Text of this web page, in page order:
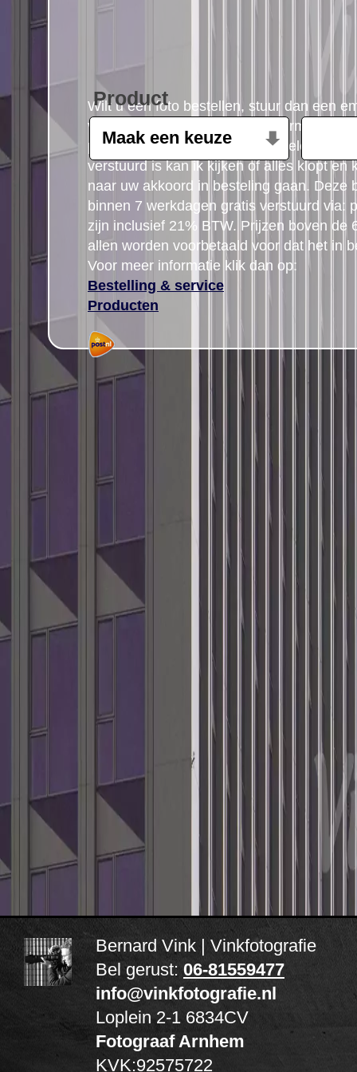
Wilt u een foto bestellen, stuur dan een
volgende gegevens: Product, formaat,
postcode gegegevens plus uw telefoon
verstuurd is kan ik kijken of alles klopt en
naar uw akkoord in besteling gaan. Deze
binnen 7 werkdagen gratis verstuurd via:
zijn inclusief 21% BTW. Prijzen boven de
allen worden voorbetaald voor dat het in
Voor meer informatie klik dan op:
Bestelling & service
Producten
Product
Bernard Vink | Vinkfotografie
Bel gerust: 06-81559477
info@vinkfotografie.nl
Loplein 2-1 6834CV
Fotograaf Arnhem
KVK:92575722